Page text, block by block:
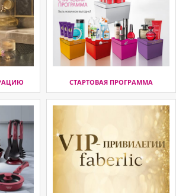
СТАРТОВАЯ ПРОГРАММА